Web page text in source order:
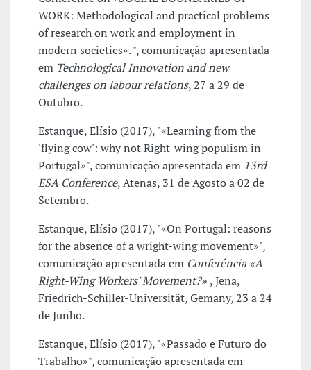
WORK: Methodological and practical problems
of research on work and employment in
modern societies». ", comunicação apresentada
em Technological Innovation and new
challenges on labour relations, 27 a 29 de
Outubro.
Estanque, Elísio (2017), "«Learning from the
'flying cow': why not Right-wing populism in
Portugal»", comunicação apresentada em 13rd
ESA Conference, Atenas, 31 de Agosto a 02 de
Setembro.
Estanque, Elísio (2017), "«On Portugal: reasons
for the absence of a wright-wing movement»",
comunicação apresentada em Conferência «A
Right-Wing Workers' Movement?» , Jena,
Friedrich-Schiller-Universität, Gemany, 23 a 24
de Junho.
Estanque, Elísio (2017), "«Passado e Futuro do
Trabalho»", comunicação apresentada em